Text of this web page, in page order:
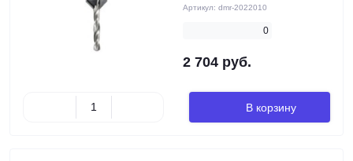
Артикул: dmr-2022010
0
2 704 руб.
В корзину